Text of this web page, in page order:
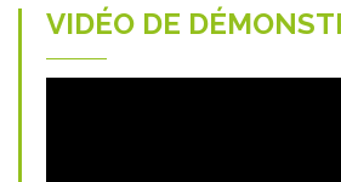
VIDÉO DE